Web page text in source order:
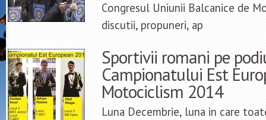
Congresul Uniunii Balcanice de
discutii, propuneri, ap
Sportivii romani pe
Campionatului Est
Motociclism 2014
Luna Decembrie, luna in care